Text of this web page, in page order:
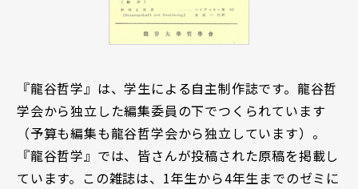
『龍谷哲学』は、学生による自主制作誌です。龍谷哲
学会から独立した編集委員の下でつくられています
（予算も編集も龍谷哲学会から独立しています）。
『龍谷哲学』では、皆さんが投稿された原稿を掲載し
ています。この雑誌は、1年生から4年生までのゼミに